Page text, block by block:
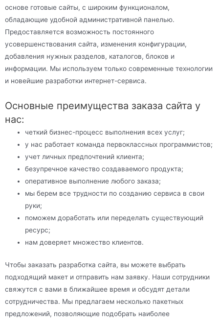
основе готовые сайты, с широким функционалом,
обладающие удобной административной панелью.
Предоставляется возможность постоянного
усовершенствования сайта, изменения конфигурации,
добавления нужных разделов, каталогов, блоков и
информации. Мы используем только современные технологии
и новейшие разработки интернет-сервиса.
Основные преимущества заказа сайта у
нас:
четкий бизнес-процесс выполнения всех услуг;
у нас работает команда первоклассных программистов;
учет личных предпочтений клиента;
безупречное качество создаваемого продукта;
оперативное выполнение любого заказа;
мы берем все трудности по созданию сервиса в свои
руки;
поможем доработать или переделать существующий
ресурс;
нам доверяет множество клиентов.
Чтобы заказать разработка сайта, вы можете выбрать
подходящий макет и отправить нам заявку. Наши сотрудники
свяжутся с вами в ближайшее время и обсудят детали
сотрудничества. Мы предлагаем несколько пакетных
предложений, позволяющие подобрать наиболее